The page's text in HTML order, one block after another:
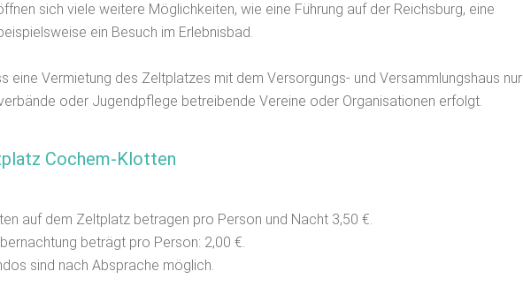
sich viele weitere Möglichkeiten, wie eine Führung auf der Reichsburg, eine
ein Besuch im Erlebnisbad.
eine Vermietung des Zeltplatzes mit dem Versorgungs- und Versammlungshaus nur
oder Jugendpflege betreibende Vereine oder Organisationen erfolgt.
Cochem-Klotten
auf dem Zeltplatz betragen pro Person und Nacht 3,50 €.
beträgt pro Person: 2,00 €.
sind nach Absprache möglich.